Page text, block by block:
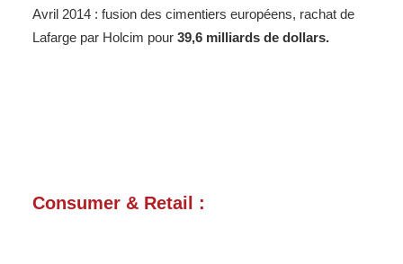
Avril 2014 : fusion des cimentiers européens, rachat de
Lafarge par Holcim pour 39,6 milliards de dollars.
Consumer & Retail :